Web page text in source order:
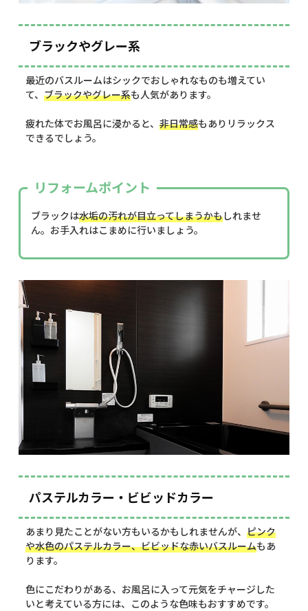
ブラックやグレー系
最近のバスルームはシックでおしゃれなものも増えてい
て、 ブラックやグレー系も人気があります。
疲れた体でお風呂に浸かると、 非日常感もありリラックス
できるでしょう。
リフォームポイント
ブラックは水垢の汚れが目立ってしまうかもしれませ
ん。お手入れはこまめに行いましょう。
パステルカラー・ビビッドカラー
あまり見たことがない方もいるかもしれませんが、 ピンク
や水色のパステルカラー、ビビッドな赤いバスルームもあ
ります。
色にこだわりがある、お風呂に入って元気をチャージした
いと考えている方には、このような色味もおすすめです。